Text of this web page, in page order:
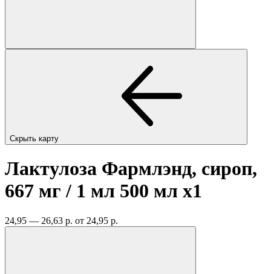
Скрыть карту
Лактулоза Фармлэнд, сироп,
667 мг / 1 мл 500 мл x1
24,95 — 26,63 р. от 24,95 р.